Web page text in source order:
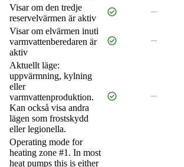
Visar om den tredje
reservelvärmen är aktiv
check_circle remove
Visar om elvärmen inuti
varmvattenberedaren är
aktiv
check_circle remove
Aktuellt läge:
uppvärmning, kylning
eller
varmvattenproduktion.
Kan också visa andra
lägen som frostskydd
eller legionella.
check_circle remove
Operating mode for
heating zone #1. In most
heat pumps this is either